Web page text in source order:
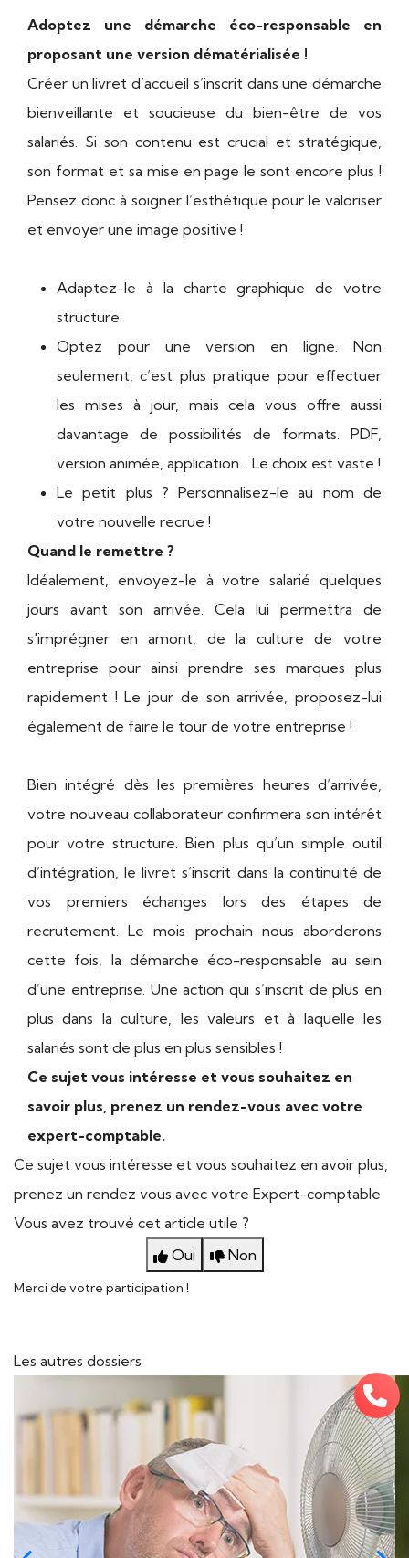
Adoptez une démarche éco-responsable en
proposant une version dématérialisée !
Créer un livret d’accueil s’inscrit dans une démarche
bienveillante et soucieuse du bien-être de vos
salariés. Si son contenu est crucial et stratégique,
son format et sa mise en page le sont encore plus !
Pensez donc à soigner l’esthétique pour le valoriser
et envoyer une image positive !
Adaptez-le à la charte graphique de votre
structure.
Optez pour une version en ligne. Non
seulement, c’est plus pratique pour effectuer
les mises à jour, mais cela vous offre aussi
davantage de possibilités de formats. PDF,
version animée, application… Le choix est vaste !
Le petit plus ? Personnalisez-le au nom de
votre nouvelle recrue !
Quand le remettre ?
Idéalement, envoyez-le à votre salarié quelques
jours avant son arrivée. Cela lui permettra de
s'imprégner en amont, de la culture de votre
entreprise pour ainsi prendre ses marques plus
rapidement ! Le jour de son arrivée, proposez-lui
également de faire le tour de votre entreprise !
Bien intégré dès les premières heures d’arrivée,
votre nouveau collaborateur confirmera son intérêt
pour votre structure. Bien plus qu’un simple outil
d’intégration, le livret s’inscrit dans la continuité de
vos premiers échanges lors des étapes de
recrutement. Le mois prochain nous aborderons
cette fois, la démarche éco-responsable au sein
d’une entreprise. Une action qui s’inscrit de plus en
plus dans la culture, les valeurs et à laquelle les
salariés sont de plus en plus sensibles !
Ce sujet vous intéresse et vous souhaitez en
savoir plus, prenez un rendez-vous avec votre
expert-comptable.
Ce sujet vous intéresse et vous souhaitez en avoir plus,
prenez un rendez vous avec votre Expert-comptable
Vous avez trouvé cet article utile ?
Oui
Non
Merci de votre participation !
Les autres dossiers